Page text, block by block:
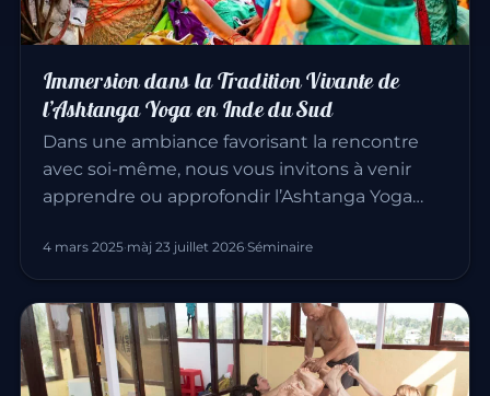
Immersion dans la Tradition Vivante de
l’Ashtanga Yoga en Inde du Sud
Dans une ambiance favorisant la rencontre
avec soi-même, nous vous invitons à venir
apprendre ou approfondir l’Ashtanga Yoga…
4 mars 2025·màj 23 juillet 2026·Séminaire